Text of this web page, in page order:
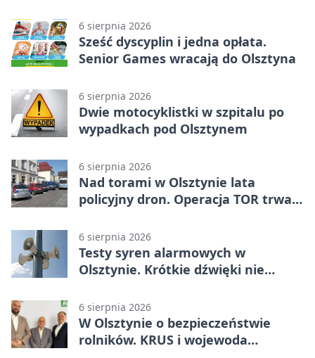
6 sierpnia 2026
Sześć dyscyplin i jedna opłata.
Senior Games wracają do Olsztyna
6 sierpnia 2026
Dwie motocyklistki w szpitalu po
wypadkach pod Olsztynem
6 sierpnia 2026
Nad torami w Olsztynie lata
policyjny dron. Operacja TOR trwa
6 sierpnia 2026
Testy syren alarmowych w
Olsztynie. Krótkie dźwięki nie
6 sierpnia 2026
W Olsztynie o bezpieczeństwie
rolników. KRUS i wojewoda